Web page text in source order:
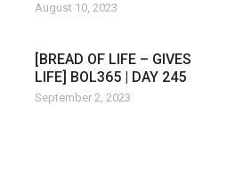
August 10, 2023
[BREAD OF LIFE – GIVES
LIFE] BOL365 | DAY 245
September 2, 2023